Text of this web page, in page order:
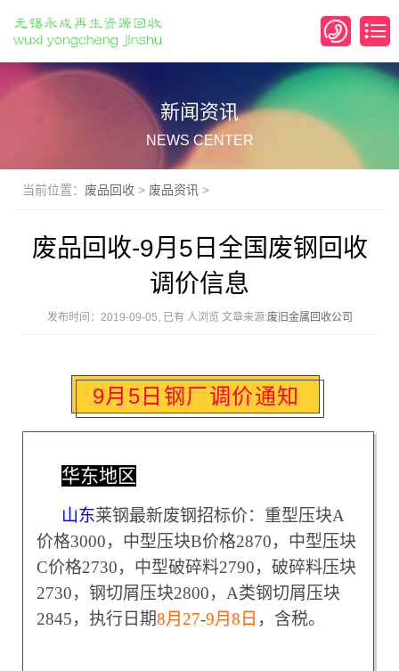
新闻资讯
NEWS CENTER
当前位置： 废品回收 > 废品资讯 >
废品回收-9月5日全国废钢回收
调价信息
发布时间：2019-09-05, 已有 人浏览 文章来源:废旧金属回收公司
9月5日钢厂调价通知
华东地区
山东莱钢最新废钢招标价：重型压块A
价格3000，中型压块B价格2870，中型压块
C价格2730，中型破碎料2790，破碎料压块
2730，钢切屑压块2800，A类钢切屑压块
2845，执行日期8月27-9月8日 ，含税。